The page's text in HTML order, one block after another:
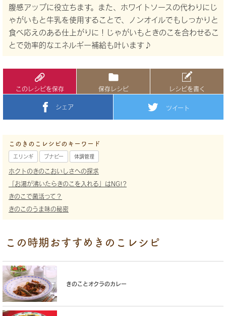
腹感アップに役立ちます。また、ホワイトソースの代わりにじ
ゃがいもと牛乳を使用することで、ノンオイルでもしっかりと
食べ応えのある仕上がりに！じゃがいもときのこを合わせるこ
とで効率的なエネルギー補給も叶います♪
このレシピを保存 保存レシピ レシピを書く
シェア ツイート
このきのこレシピのキーワード
エリンギ ブナピー 体調管理
ホクトのきのこおいしさへの探求
「お湯が沸いたらきのこを入れる」はNG!?
きのこで菌活って？
きのこのうま味の秘密
この時期おすすめきのこレシピ
きのことオクラのカレー